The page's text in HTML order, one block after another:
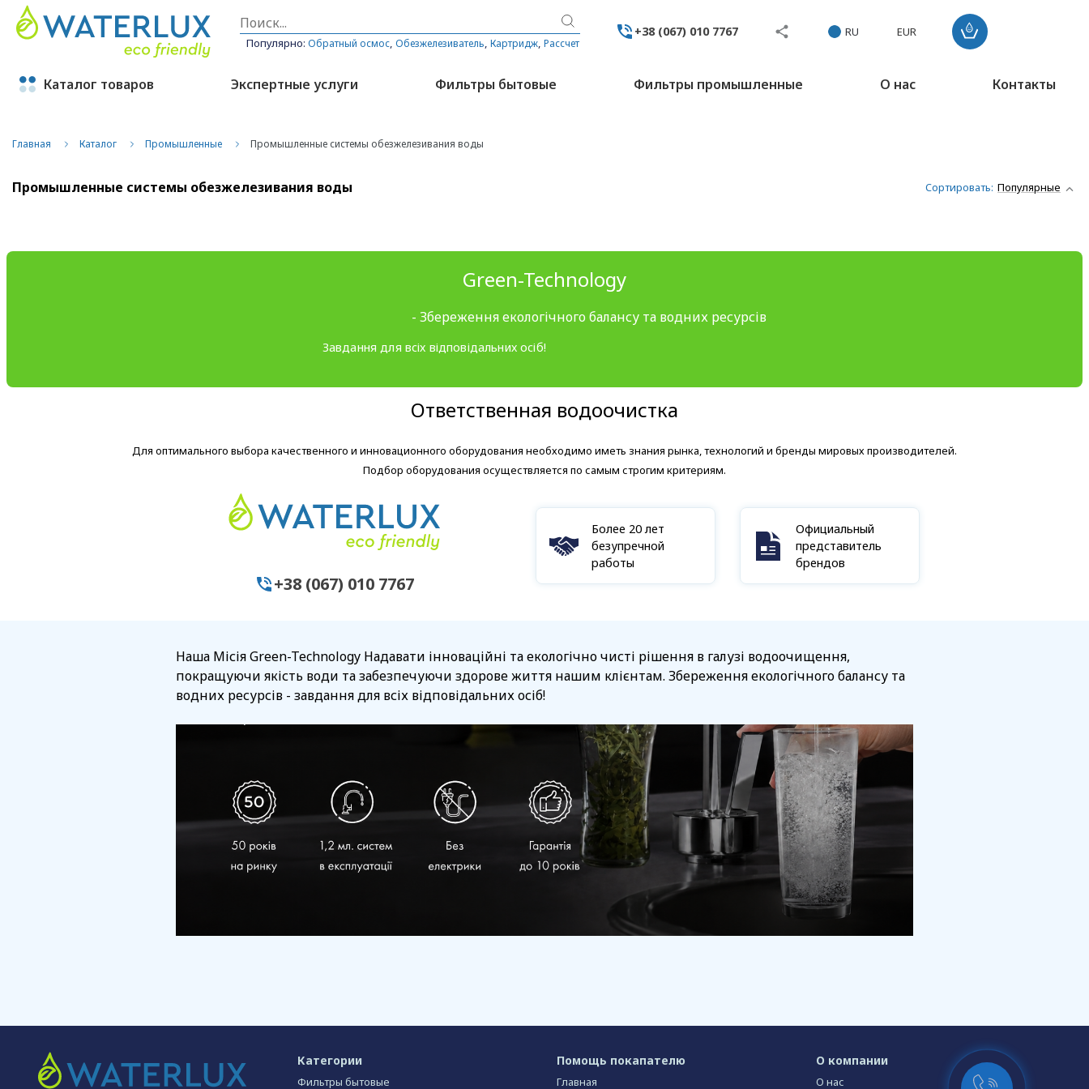
Популярно:Обратный осмос,Обезжелезиватель,Картридж,Рассчет
+38 (067) 010 7767 RU EUR
Каталог товаров Экспертные услуги Фильтры бытовые Фильтры промышленные О нас Контакты
Главная Каталог Промышленные Промышленные системы обезжелезивания воды
Промышленные системы обезжелезивания воды Сортировать: Популярные
Green-Technology
- Збереження екологічного балансу та водних ресурсів
Завдання для всіх відповідальних осіб!
Ответственная водоочистка
Для оптимального выбора качественного и инновационного оборудования необходимо иметь знания рынка, технологий и бренды мировых производителей.
Подбор оборудования осуществляется по самым строгим критериям.
+38 (067) 010 7767
Более 20 лет
безупречной
работы
Официальный
представитель
брендов
Наша Місія Green-Technology Надавати інноваційні та екологічно чисті рішення в галузі водоочищення,
покращуючи якість води та забезпечуючи здорове життя нашим клієнтам. Збереження екологічного балансу та
водних ресурсів - завдання для всіх відповідальних осіб!
Категории
Фильтры бытовые
Помощь покапателю
Главная
О компании
О нас